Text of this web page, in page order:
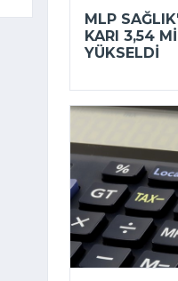
MLP
KARI 3,54
YÜKSELDI